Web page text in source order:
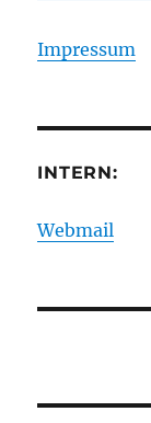
Impressum
INTERN:
Webmail